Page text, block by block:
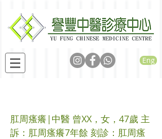
Eng
肛周瘙癢|中醫 曾XX，女，47歲 主
訴：肛周瘙癢7年餘 刻診：肛周瘙